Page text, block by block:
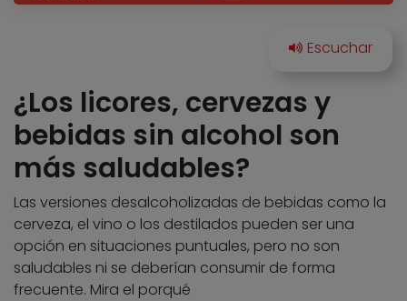
¿Los licores, cervezas y
bebidas sin alcohol son
más saludables?
Las versiones desalcoholizadas de bebidas como la
cerveza, el vino o los destilados pueden ser una
opción en situaciones puntuales, pero no son
saludables ni se deberían consumir de forma
frecuente. Mira el porqué